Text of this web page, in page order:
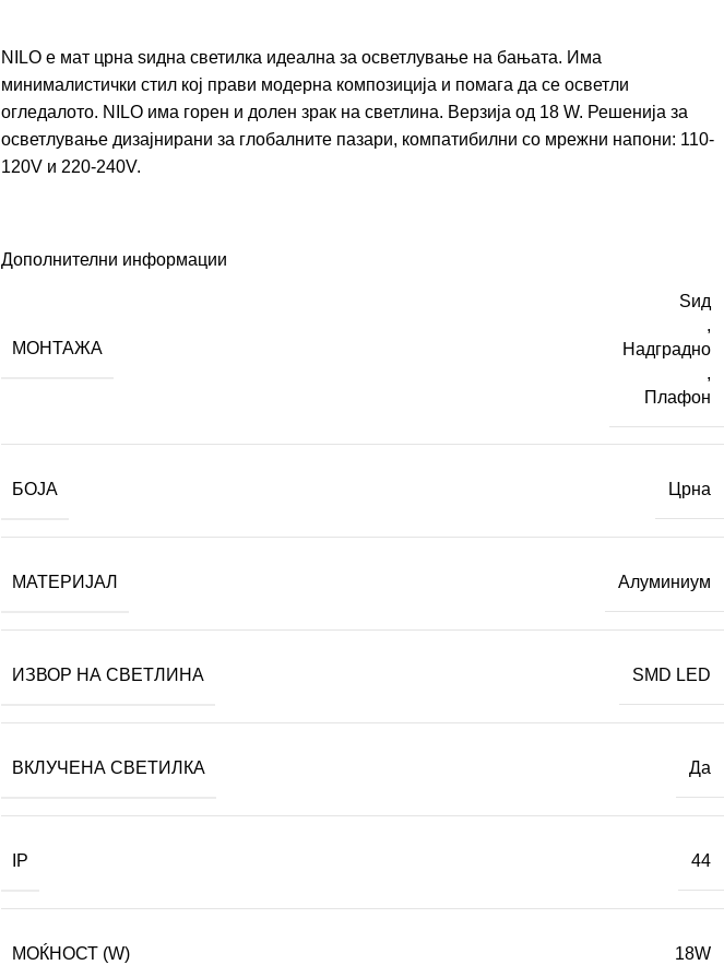
NILO е мат црна ѕидна светилка идеална за осветлување на бањата. Има
минималистички стил кој прави модерна композиција и помага да се осветли
огледалото. NILO има горен и долен зрак на светлина. Верзија од 18 W. Решенија за
осветлување дизајнирани за глобалните пазари, компатибилни со мрежни напони: 110-
120V и 220-240V.
Дополнителни информации
МОНТАЖА
Ѕид
,
Надградно
,
Плафон
БОЈА Црна
МАТЕРИЈАЛ Алуминиум
ИЗВОР НА СВЕТЛИНА SMD LED
ВКЛУЧЕНА СВЕТИЛКА Да
IP 44
МОЌНОСТ (W) 18W